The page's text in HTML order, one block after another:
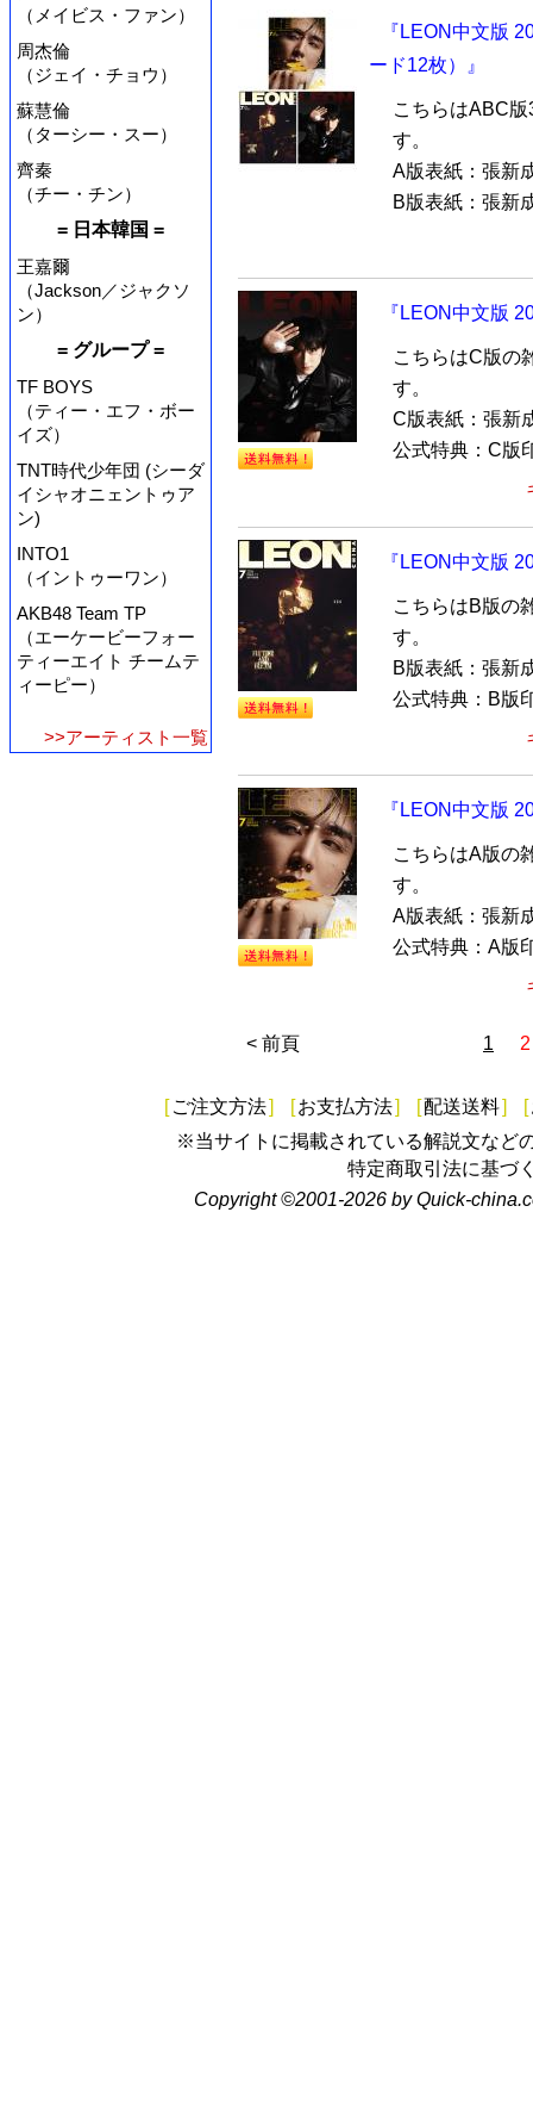
（メイビス・ファン）
周杰倫
（ジェイ・チョウ）
蘇慧倫
（ターシー・スー）
齊秦
（チー・チン）
= 日本韓国 =
王嘉爾
（Jackson／ジャクソ
ン）
= グループ =
TF BOYS
（ティー・エフ・ボー
イズ）
TNT時代少年団 (シーダ
イシャオニェントゥア
ン)
INTO1
（イントゥーワン）
AKB48 Team TP
（エーケービーフォー
ティーエイト チームテ
ィーピー）
>>アーティスト一覧
『LEON中文版
ード12枚）』
こちらはABC
す。
A版表紙：張新
B版表紙：張新
『LEON中文版
こちらはC版の
す。
C版表紙：張新
公式特典：C版
『LEON中文版
こちらはB版の
す。
B版表紙：張新
公式特典：B版
『LEON中文版
こちらはA版の
す。
A版表紙：張新
公式特典：A版
< 前頁 1 2
[ ご注文方法] [お支払方法] [配送送料] [
※当サイトに掲載されている解説文など
特定商取引法に基づ
Copyright ©2001-2026 by Quick-